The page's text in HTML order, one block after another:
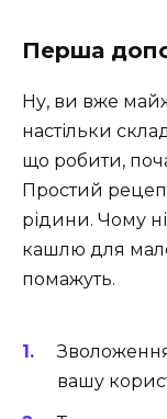
Перша
Ну, ви вже
настільки
що робити,
Простий
рідини. Чому
кашлю для
помажуть.
вашу